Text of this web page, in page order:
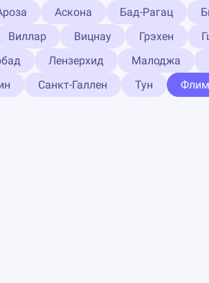
Аскона Бад-Рагац
Виллар Вицнау Грэхен
Лензерхид Малоджа
Санкт-Галлен Тун